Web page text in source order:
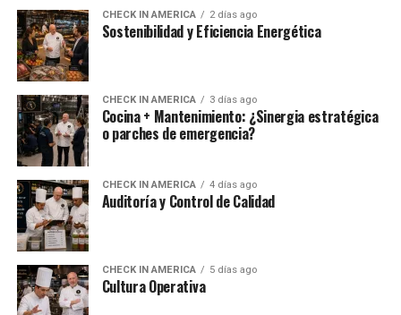
CHECK IN AMERICA 2 días ago
Sostenibilidad y Eficiencia Energética
CHECK IN AMERICA 3 días ago
Cocina + Mantenimiento: ¿Sinergia estratégica
o parches de emergencia?
CHECK IN AMERICA 4 días ago
Auditoría y Control de Calidad
CHECK IN AMERICA 5 días ago
Cultura Operativa